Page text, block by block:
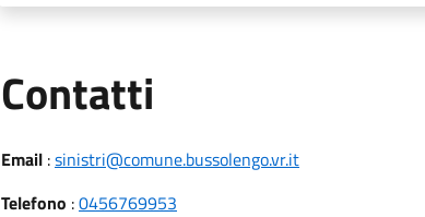
Contatti
Email:sinistri@comune.bussolengo.vr.it
Telefono :0456769953